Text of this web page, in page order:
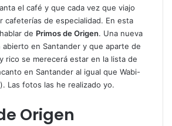
el café y que cada vez que viajo
cafeterías de especialidad. En esta
de Primos de Origen. Una nueva
en Santander y que aparte de
rico se merecerá estar en la lista de
en Santander al igual que Wabi-
Las fotos las he realizado yo.
Origen